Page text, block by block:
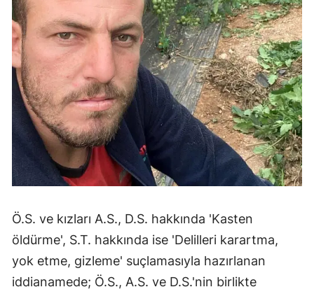
Ö.S. ve kızları A.S., D.S. hakkında 'Kasten
öldürme', S.T. hakkında ise 'Delilleri karartma,
yok etme, gizleme' suçlamasıyla hazırlanan
iddianamede; Ö.S., A.S. ve D.S.'nin birlikte